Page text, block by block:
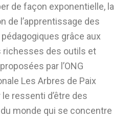
de façon exponentielle, la
de l’apprentissage des
grâce aux
richesses des outils et
par l’ONG
Les Arbres de Paix
le ressenti d’être des
monde qui se concentre